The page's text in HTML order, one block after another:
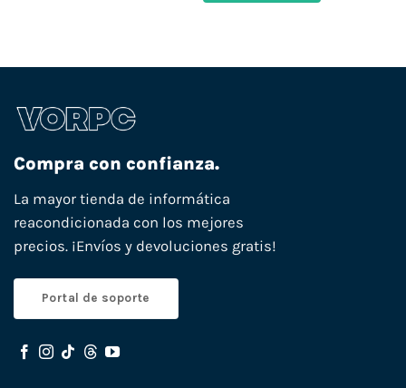
Compra con confianza.
La mayor tienda de informática
reacondicionada con los mejores
precios. ¡Envíos y devoluciones gratis!
Portal de soporte